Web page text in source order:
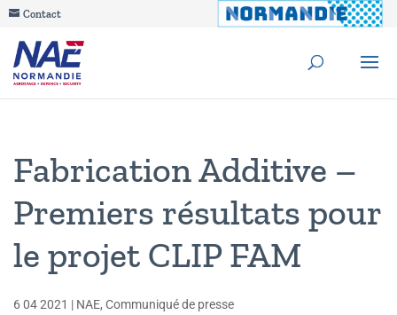
Contact
Fabrication Additive –
Premiers résultats pour
le projet CLIP FAM
6 04 2021 | NAE, Communiqué de presse